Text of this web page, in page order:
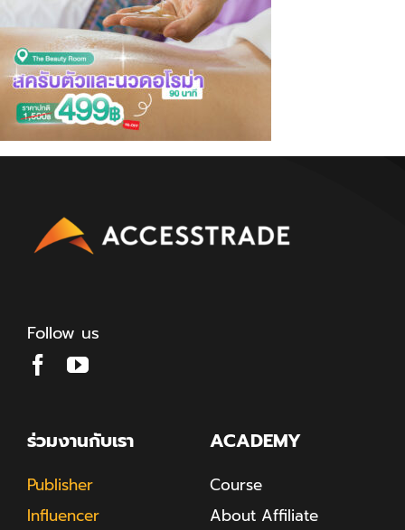
Follow us
ร่วมงานกับเรา
Publisher
Influencer
ACADEMY
Course
About Affiliate